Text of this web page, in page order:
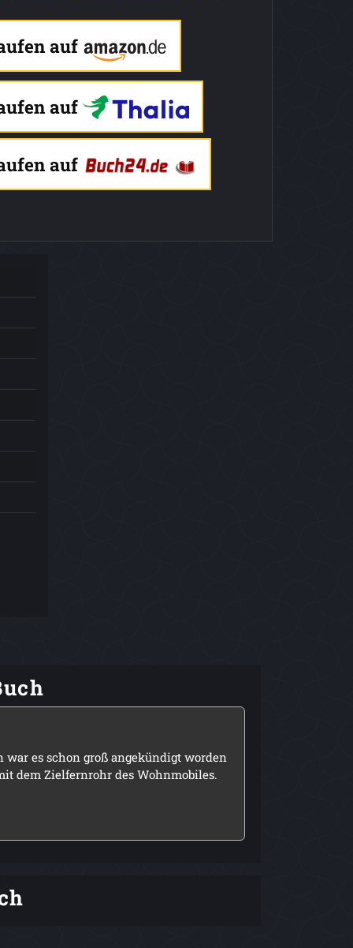
auf
auf
auf
es schon groß angekündigt worden
dem Zielfernrohr des Wohnmobiles.